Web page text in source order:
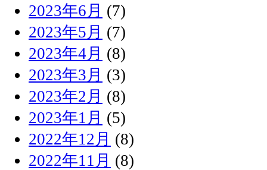
2023年6月 (7)
2023年5月 (7)
2023年4月 (8)
2023年3月 (3)
2023年2月 (8)
2023年1月 (5)
2022年12月 (8)
2022年11月 (8)